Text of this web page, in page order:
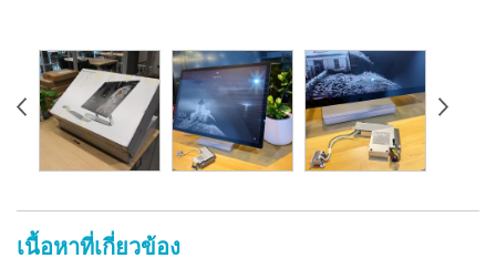
เนื้อหาที่เกี่ยวข้อง